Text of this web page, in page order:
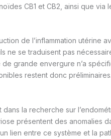
CB1 et CB2, ainsi que via
de l’inflammation utérine
ne se traduisent pas
grande envergure n’a
restent donc préliminaires.
la recherche sur
présentent des anomalies
lien entre ce système et la